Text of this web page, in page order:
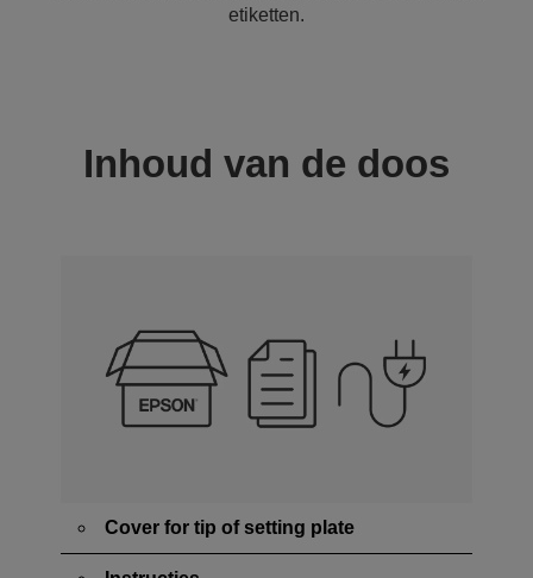
etiketten.
Inhoud van de doos
Cover for tip of setting plate